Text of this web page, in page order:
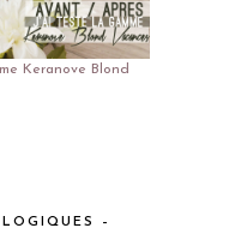
Keranove Blond
–